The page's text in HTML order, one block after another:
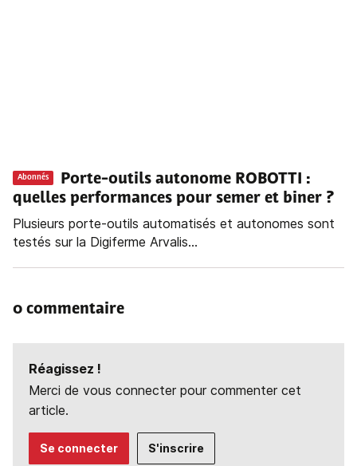
Abonnés
Porte-outils autonome ROBOTTI :
quelles performances pour semer et biner ?
Plusieurs porte-outils automatisés et autonomes sont
testés sur la Digiferme Arvalis...
0 commentaire
Réagissez !
Merci de vous connecter pour commenter cet
article.
Se connecter S'inscrire